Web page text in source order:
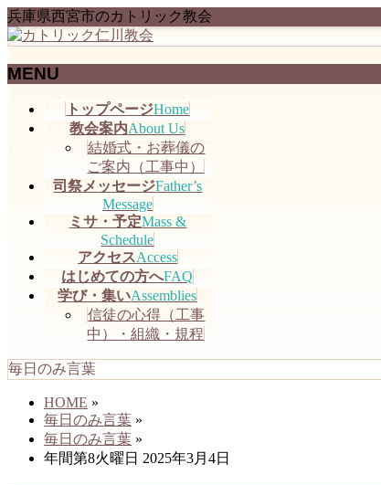
兵庫県西宮市のカトリック教会
MENU
トップページHome
教会案内About Us
結婚式・お葬儀の
ご案内（工事中）
司祭メッセージFather’s
Message
ミサ・予定Mass &
Schedule
アクセスAccess
はじめての方へFAQ
学び・集いAssemblies
信徒の心得（工事
中）・組織・規程
毎日のみ言葉
HOME »
毎日のみ言葉 »
毎日のみ言葉 »
年間第8火曜日 2025年3月4日